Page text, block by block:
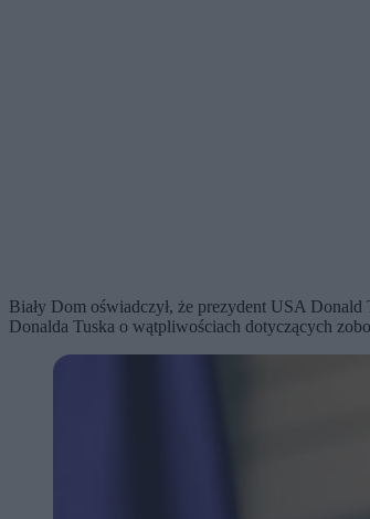
Biały Dom oświadczył, że prezydent USA
Donalda Tuska o wątpliwościach dotyczących